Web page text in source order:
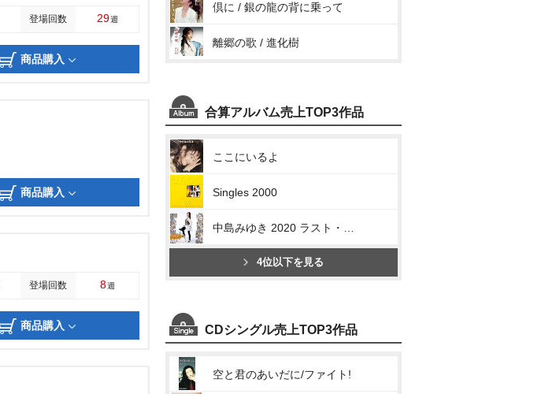
e
登場回数 29週
商品購入
商品購入
登場回数 8週
商品購入
倶に / 銀の龍の背に乗って
離郷の歌 / 進化樹
合算アルバム売上TOP3作品
ここにいるよ
Singles 2000
4位以下を見る
CDシングル売上TOP3作品
空と君のあいだに/ファイト!